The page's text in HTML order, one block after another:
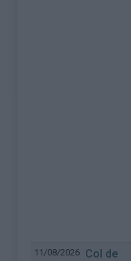
11/08/2026 Col de